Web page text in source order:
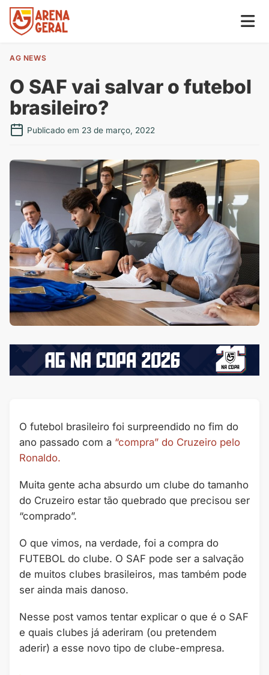
AG NEWS
O SAF vai salvar o futebol
brasileiro?
Publicado em 23 de março, 2022
O futebol brasileiro foi surpreendido no fim do
ano passado com a “compra” do Cruzeiro pelo
Ronaldo.
Muita gente acha absurdo um clube do tamanho
do Cruzeiro estar tão quebrado que precisou ser
“comprado”.
O que vimos, na verdade, foi a compra do
FUTEBOL do clube. O SAF pode ser a salvação
de muitos clubes brasileiros, mas também pode
ser ainda mais danoso.
Nesse post vamos tentar explicar o que é o SAF
e quais clubes já aderiram (ou pretendem
aderir) a esse novo tipo de clube-empresa.